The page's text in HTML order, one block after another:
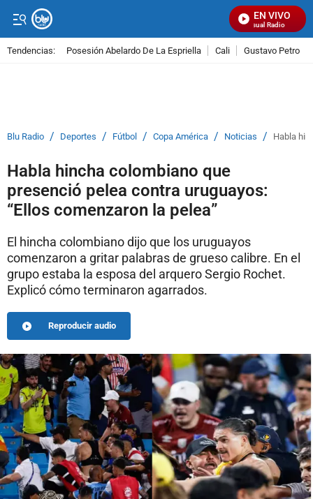
EN VIVO
Señal Visual Radio
Tendencias: Posesión Abelardo De La Espriella Cali Gustavo Petro
Blu Radio / Deportes / Fútbol / Copa América / Noticias / Habla
Habla hincha colombiano que
presenció pelea contra uruguayos:
“Ellos comenzaron la pelea”
El hincha colombiano dijo que los uruguayos
comenzaron a gritar palabras de grueso calibre. En el
grupo estaba la esposa del arquero Sergio Rochet.
Explicó cómo terminaron agarrados.
Reproducir audio